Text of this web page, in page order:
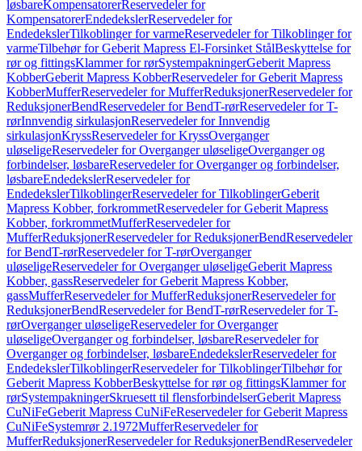
løsbareKompensatorerReservedeler for
KompensatorerEndedekslerReservedeler for
EndedekslerTilkoblinger for varmeReservedeler for Tilkoblinger for
varmeTilbehør for Geberit Mapress El-Forsinket StålBeskyttelse for
rør og fittingsKlammer for rørSystempakningerGeberit Mapress
KobberGeberit Mapress KobberReservedeler for Geberit Mapress
KobberMufferReservedeler for MufferReduksjonerReservedeler for
ReduksjonerBendReservedeler for BendT-rørReservedeler for T-
rørInnvendig sirkulasjonReservedeler for Innvendig
sirkulasjonKryssReservedeler for KryssOverganger
uløseligeReservedeler for Overganger uløseligeOverganger og
forbindelser, løsbareReservedeler for Overganger og forbindelser,
løsbareEndedekslerReservedeler for
EndedekslerTilkoblingerReservedeler for TilkoblingerGeberit
Mapress Kobber, forkrommetReservedeler for Geberit Mapress
Kobber, forkrommetMufferReservedeler for
MufferReduksjonerReservedeler for ReduksjonerBendReservedeler
for BendT-rørReservedeler for T-rørOverganger
uløseligeReservedeler for Overganger uløseligeGeberit Mapress
Kobber, gassReservedeler for Geberit Mapress Kobber,
gassMufferReservedeler for MufferReduksjonerReservedeler for
ReduksjonerBendReservedeler for BendT-rørReservedeler for T-
rørOverganger uløseligeReservedeler for Overganger
uløseligeOverganger og forbindelser, løsbareReservedeler for
Overganger og forbindelser, løsbareEndedekslerReservedeler for
EndedekslerTilkoblingerReservedeler for TilkoblingerTilbehør for
Geberit Mapress KobberBeskyttelse for rør og fittingsKlammer for
rørSystempakningerSkruesett til flensforbindelserGeberit Mapress
CuNiFeGeberit Mapress CuNiFeReservedeler for Geberit Mapress
CuNiFeSystemrør 2.1972MufferReservedeler for
MufferReduksjonerReservedeler for ReduksjonerBendReservedeler